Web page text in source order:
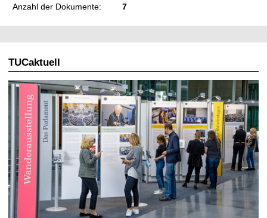
Anzahl der Dokumente: 7
TUCaktuell